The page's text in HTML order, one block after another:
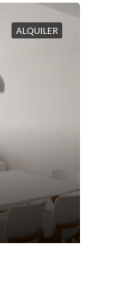
ALQUILER